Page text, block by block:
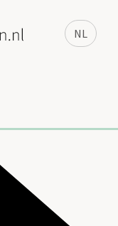
NL